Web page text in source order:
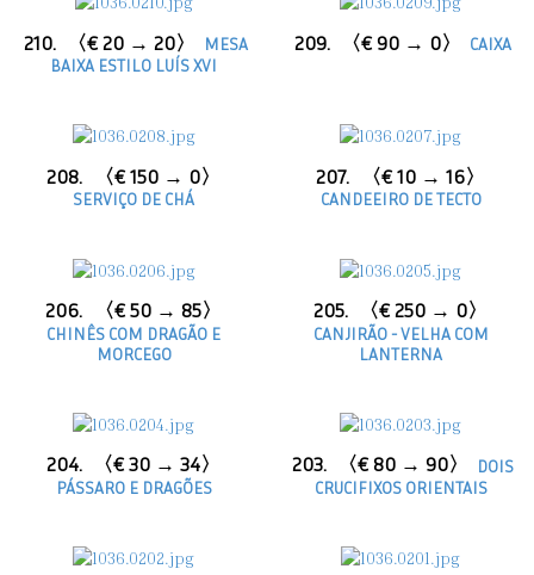
210. 〈€ 20 → 20〉
MESA
BAIXA ESTILO LUÍS XVI
209. 〈€ 90 → 0〉 CAIXA
208. 〈€ 150 → 0〉
SERVIÇO DE CHÁ
207. 〈€ 10 → 16〉
CANDEEIRO DE TECTO
206. 〈€ 50 → 85〉
CHINÊS COM DRAGÃO E
MORCEGO
205. 〈€ 250 → 0〉
CANJIRÃO - VELHA COM
LANTERNA
204. 〈€ 30 → 34〉
PÁSSARO E DRAGÕES
203. 〈€ 80 → 90〉
DOIS
CRUCIFIXOS ORIENTAIS